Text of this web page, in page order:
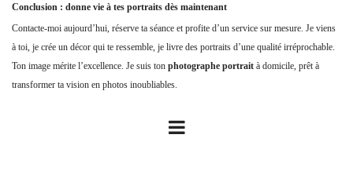
Conclusion : donne vie à tes portraits dès maintenant
Contacte-moi aujourd’hui, réserve ta séance et profite d’un service sur mesure. Je viens
à toi, je crée un décor qui te ressemble, je livre des portraits d’une qualité irréprochable.
Ton image mérite l’excellence. Je suis ton photographe portrait à domicile, prêt à
transformer ta vision en photos inoubliables.